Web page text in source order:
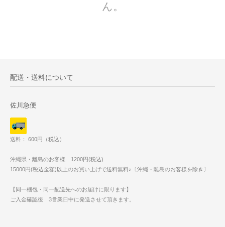
ん。
配送・送料について
佐川急便
送料： 600円（税込）
沖縄県・離島のお客様 1200円(税込)
15000円(税込金額)以上のお買い上げで送料無料♪〔沖縄・離島のお客様を除き〕
【同一梱包・同一配送先へのお届けに限ります】
ご入金確認後 3営業日中に発送させて頂きます。